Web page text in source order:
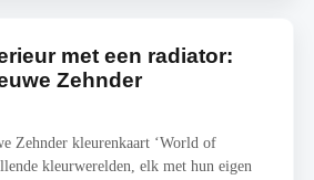
met een radiator:
Zehnder
Zehnder kleurenkaart ‘World of
kleurwerelden, elk met hun eigen